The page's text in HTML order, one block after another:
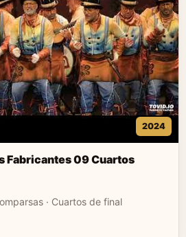
2024
Fabricantes 09 Cuartos
· Cuartos de final